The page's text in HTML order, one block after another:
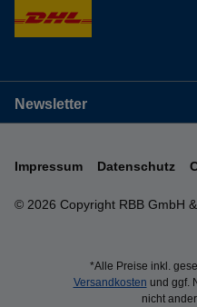
Newsletter
© 2026 Copyright RBB GmbH
Impressum Datenschutz
*Alle Preise inkl.
Versandkosten und ggf.
nicht